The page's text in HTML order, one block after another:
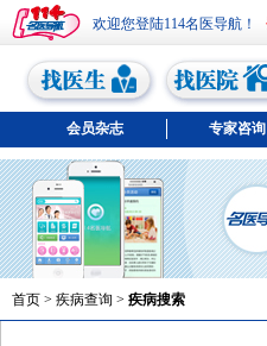
欢迎您登陆114名医导航！
会员杂志 专家咨询
首页 > 疾病查询 > 疾病搜索